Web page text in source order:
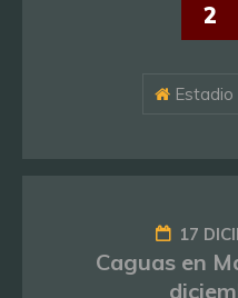
2
Estadio
17
Caguas en